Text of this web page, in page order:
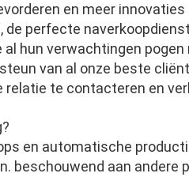
en meer
perfecte
hun verwachtingen pogen
van al onze beste
te contacteren en
en automatische
beschouwend aan andere